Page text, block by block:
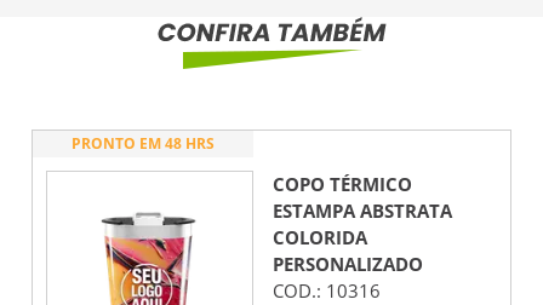
PRONTO EM 48 HRS
COPO TÉRMICO
ESTAMPA ABSTRATA
COLORIDA
PERSONALIZADO
COD.: 10316